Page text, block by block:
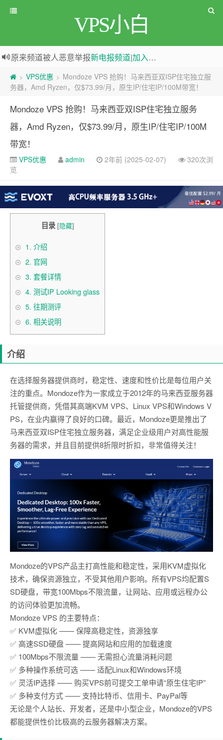
VPS小白
原来频道被人恶意举报新电报频道|加入电报群
greenwebpage|香港|日本|新加坡|美国等多地vps测评|移动直连|1Gbps带宽|年付€29
> VPS优惠 > Mondoze VPS 抢购！马来西亚双ISP住宅独立服
务器，Amd Ryzen，仅$73.99/月，原生IP/住宅IP/100M带宽！
Mondoze VPS 抢购！马来西亚双ISP住宅独立服务
器，Amd Ryzen，仅$73.99/月，原生IP/住宅IP/100M
带宽！
VPS优惠 admin 2年前 (2025-02-07)
320次浏
览
目录 [隐藏]
1. 介绍
2. 官网
3. 套餐详情
4. 测试IP Looking glass
5. 往期测评
6. 相关说明
介绍
在选择服务器提供商时，稳定性、速度和性价比是每位用户关
注的重点。Mondoze作为一家成立于2012年的马来西亚服务器
托管提供商，凭借其高端KVM VPS、Linux VPS和Windows V
PS，在业内赢得了良好的口碑。最近，Mondoze更是推出了
马来西亚双ISP住宅独立服务器，满足企业级用户对高性能服
务器的需求，并且目前提供8折限时折扣，非常值得关注！
Mondoze的VPS产品主打高性能和稳定性，采用KVM虚拟化
技术，确保资源独立，不受其他用户影响。所有VPS均配置S
SD硬盘，带宽100Mbps不限流量，让网站、应用或远程办公
的访问体验更加流畅。
Mondoze VPS 的主要特点：
✅ KVM虚拟化 —— 保障高稳定性，资源独享
✅ 高速SSD硬盘 —— 提高网站和应用的加载速度
✅ 100Mbps不限流量 —— 无需担心流量消耗问题
✅ 多种操作系统可选 —— 适配Linux和Windows环境
✅ 灵活IP选择 —— 购买VPS前可提交工单申请“原生住宅IP”
✅ 多种支付方式 —— 支持比特币、信用卡、PayPal等
无论是个人站长、开发者，还是中小型企业，Mondoze的VPS
都能提供性价比极高的云服务器解决方案。